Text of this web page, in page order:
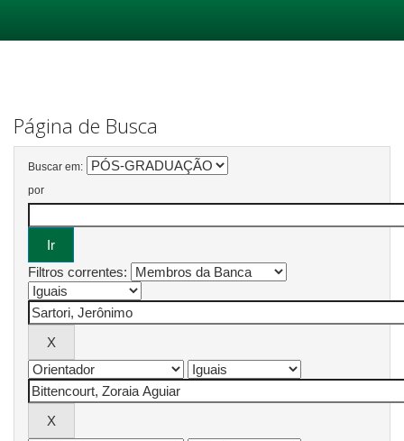
Página de Busca
Buscar em:
por
Filtros correntes: